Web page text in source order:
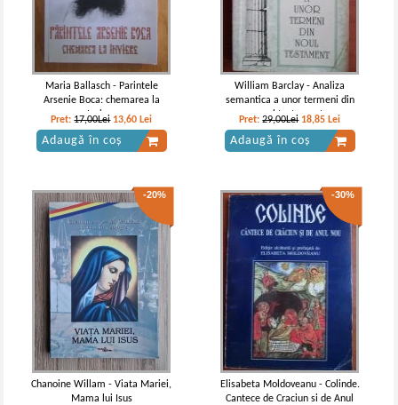
Maria Ballasch - Parintele
Arsenie Boca: chemarea la
Inviere
Pret:17,00Lei 13,60 Lei
Adaugă în coș
William Barclay - Analiza
semantica a unor termeni din
noul testament
Pret:29,00Lei 18,85 Lei
Adaugă în coș
-20%
Chanoine Willam - Viata Mariei,
Mama lui Isus
-30%
Elisabeta Moldoveanu - Colinde.
Cantece de Craciun si de Anul